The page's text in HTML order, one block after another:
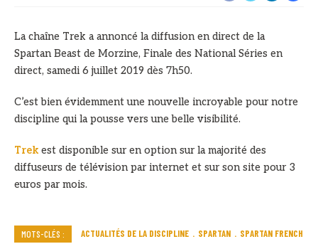
La chaîne Trek a annoncé la diffusion en direct de la
Spartan Beast de Morzine, Finale des National Séries en
direct, samedi 6 juillet 2019 dès 7h50.
C’est bien évidemment une nouvelle incroyable pour notre
discipline qui la pousse vers une belle visibilité.
Trek est disponible sur en option sur la majorité des
diffuseurs de télévision par internet et sur son site pour 3
euros par mois.
MOTS-CLÉS : ACTUALITÉS DE LA DISCIPLINE SPARTAN
SPARTAN FRENCH